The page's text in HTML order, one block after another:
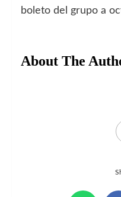
boleto del grupo a
About The